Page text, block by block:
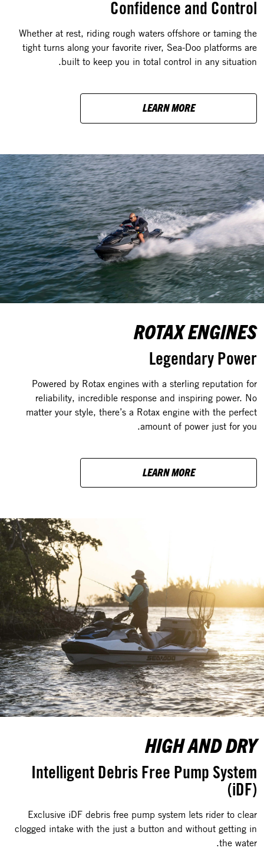
Confidence and Control
Whether at rest, riding rough waters offshore or taming the
tight turns along your favorite river, Sea-Doo platforms are
built to keep you in total control in any situation.
LEARN MORE
ROTAX ENGINES
Legendary Power
Powered by Rotax engines with a sterling reputation for
reliability, incredible response and inspiring power. No
matter your style, there’s a Rotax engine with the perfect
amount of power just for you.
LEARN MORE
HIGH AND DRY
Intelligent Debris Free Pump System
(iDF)
Exclusive iDF debris free pump system lets rider to clear
clogged intake with the just a button and without getting in
the water.